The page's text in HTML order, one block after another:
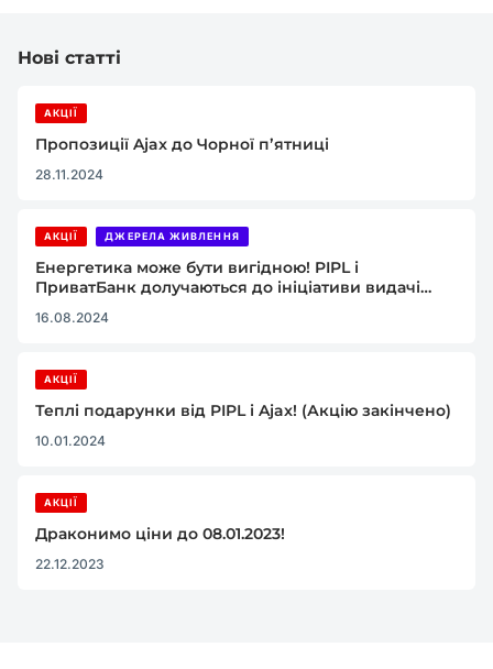
Нові статті
АКЦІЇ
Пропозиції Ajax до Чорної пʼятниці
28.11.2024
АКЦІЇ ДЖЕРЕЛА ЖИВЛЕННЯ
Енергетика може бути вигідною! PIPL і
ПриватБанк долучаються до ініціативи видачі
16.08.2024
АКЦІЇ
Теплі подарунки від PIPL і Ajax! (Акцію закінчено)
10.01.2024
АКЦІЇ
Драконимо ціни до 08.01.2023!
22.12.2023